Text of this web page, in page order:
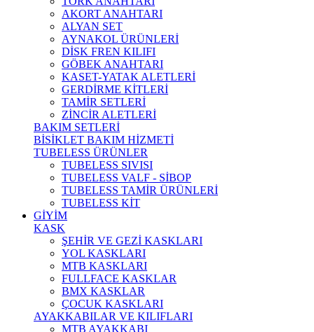
AKORT ANAHTARI
ALYAN SET
AYNAKOL ÜRÜNLERİ
DİSK FREN KILIFI
GÖBEK ANAHTARI
KASET-YATAK ALETLERİ
GERDİRME KİTLERİ
TAMİR SETLERİ
ZİNCİR ALETLERİ
BAKIM SETLERİ
BİSİKLET BAKIM HİZMETİ
TUBELESS ÜRÜNLER
TUBELESS SIVISI
TUBELESS VALF - SİBOP
TUBELESS TAMİR ÜRÜNLERİ
TUBELESS KİT
GİYİM
KASK
ŞEHİR VE GEZİ KASKLARI
YOL KASKLARI
MTB KASKLARI
FULLFACE KASKLAR
BMX KASKLAR
ÇOCUK KASKLARI
AYAKKABILAR VE KILIFLARI
MTB AYAKKABI